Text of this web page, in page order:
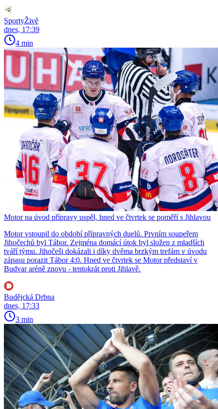
SportyŽivě
dnes, 17:39
4 min
Motor na úvod přípravy uspěl, hned ve čtvrtek se poměří s Jihlavou
Motor vstoupil do období přípravných duelů. Prvním soupeřem
Jihočechů byl Tábor. Zejména domácí útok byl složen z mladších
tváří týmu. Jihočeši dokázali i díky dvěma brzkým trefám v úvodu
zápasu porazit Tábor 4:0. Hned ve čtvrtek se Motor představí v
Budvar aréně znovu - tentokrát proti Jihlavě.
Budějcká Drbna
dnes, 17:33
3 min